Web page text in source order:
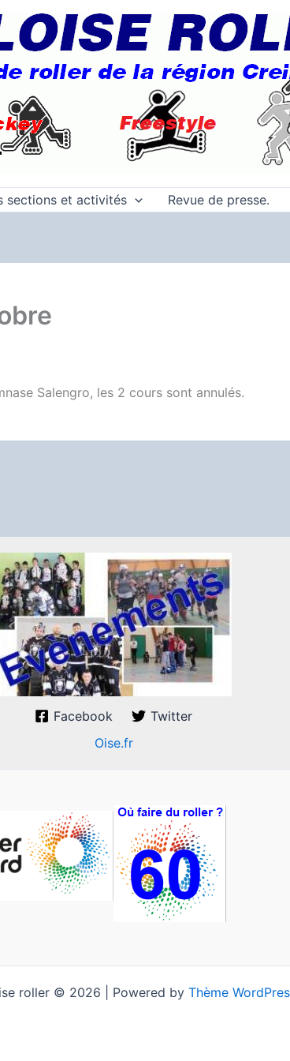
sections et activités Revue de presse.
Salengro, les 2 cours sont annulés.
Facebook
Twitter
Oise.fr
roller © 2026 | Powered by Thème